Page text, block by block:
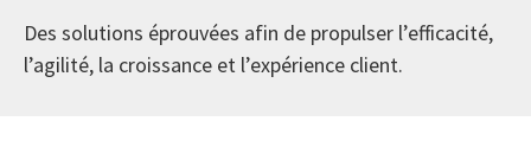
Des solutions éprouvées afin de propulser l’efficacité,
l’agilité, la croissance et l’expérience client.